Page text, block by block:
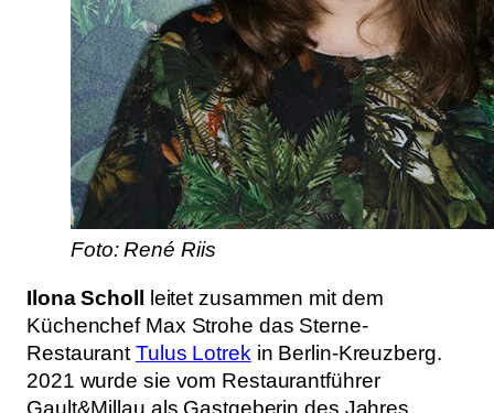
Foto: René Riis
Ilona Scholl
leitet zusammen mit dem
Küchenchef Max Strohe das Sterne-
Restaurant Tulus Lotrek in Berlin-Kreuzberg.
2021 wurde sie vom Restaurantführer
Gault&Millau als Gastgeberin des Jahres